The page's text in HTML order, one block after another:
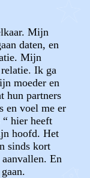
Mijn
daten, en
Mijn
Ik ga
moeder en
hun partners
en voel me er
“ hier heeft
hoofd. Het
sinds kort
En